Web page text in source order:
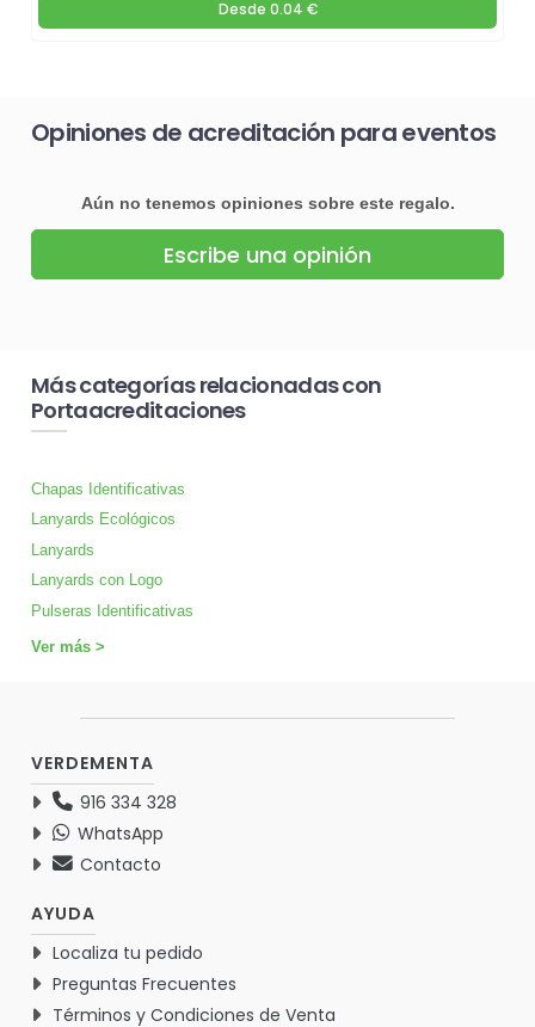
Desde 0.04 €
Opiniones de acreditación para eventos
Aún no tenemos opiniones sobre este regalo.
Escribe una opinión
Más categorías relacionadas con
Portaacreditaciones
Chapas Identificativas
Lanyards Ecológicos
Lanyards
Lanyards con Logo
Pulseras Identificativas
Ver más >
VERDEMENTA
916 334 328
WhatsApp
Contacto
AYUDA
Localiza tu pedido
Preguntas Frecuentes
Términos y Condiciones de Venta